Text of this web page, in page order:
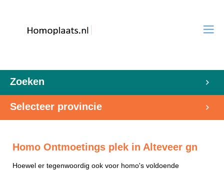
Zoeken
Selecteer provincie
Homo Ontmoetings plek in Alteveer gn
Hoewel er tegenwoordig ook voor homo's voldoende